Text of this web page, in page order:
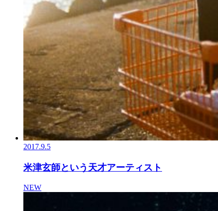
2017.9.5
米津玄師という天才アーティスト
NEW